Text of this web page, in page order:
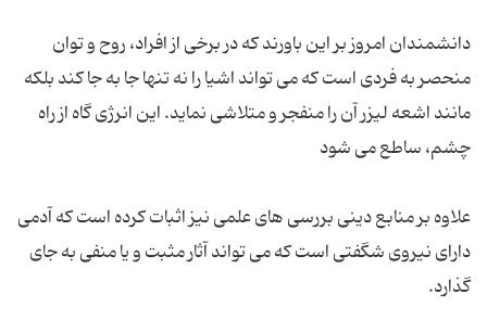
دانشمندان امروز بر این باورند كه در برخی از افراد، روح و توان
منحصر به فردی است كه می تواند اشیا را نه تنها جا به جا كند بلكه
مانند اشعه لیزر آن را منفجر و متلاشی نماید. این انرژی گاه از راه
علاوه بر منابع دینی بررسی های علمی نیز اثبات كرده است كه آدمی
دارای نیروی شگفتی است كه می تواند آثار مثبت و یا منفی به جای